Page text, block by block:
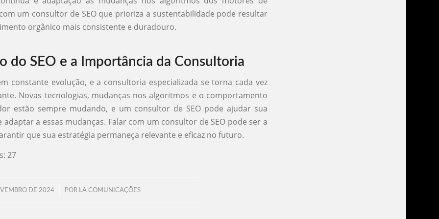
um consultor de SEO que prioriza a sustentabilidade pode resultar
orgânico mais consistente e duradouro.
do SEO e a Importância da Consultoria
constante evolução, e a consultoria especializada se torna cada vez
Novas tecnologias, mudanças nos algoritmos e o comportamento
estão sempre mudando, e um consultor de SEO pode ajudar sua
adaptar a essas mudanças. Falar com um consultor de SEO pode ser a
que sua estratégia permaneça relevante e eficaz no futuro.
27
DE 2024
/ POR LA COMUNICAÇÕES